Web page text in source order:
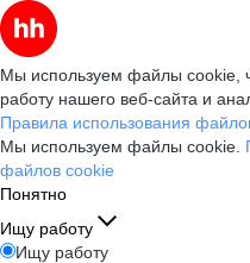
Мы используем файлы cookie,
работу нашего веб-сайта и
Правила использования
Мы используем файлы cookie.
файлов cookie
Понятно
Ищу работу
Ищу работу